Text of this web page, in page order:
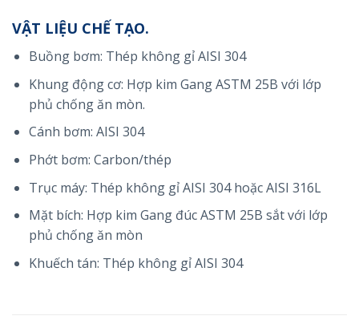
VẬT LIỆU CHẾ TẠO.
Buồng bơm: Thép không gỉ AISI 304
Khung động cơ: Hợp kim Gang ASTM 25B với lớp
phủ chống ăn mòn.
Cánh bơm: AISI 304
Phớt bơm: Carbon/thép
Trục máy: Thép không gỉ AISI 304 hoặc AISI 316L
Mặt bích: Hợp kim Gang đúc ASTM 25B sắt với lớp
phủ chống ăn mòn
Khuếch tán: Thép không gỉ AISI 304